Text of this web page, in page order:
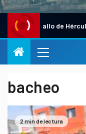
Gallo de Hércules
bacheo
2 min de lectura